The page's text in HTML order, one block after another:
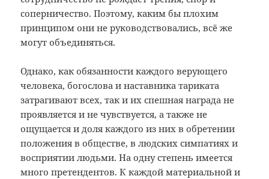
соперничество. Поэтому, каким бы плохим
принципом они не руководствовались, всё же
могут объединяться.
Однако, как обязанности каждого верующего
человека, богослова и наставника тариката
затрагивают всех, так и их спешная награда не
проявляется и не чувствуется, а также не
ощущается и доля каждого из них в обретении
положения в обществе, в людских симпатиях и
восприятии людьми. На одну степень имеется
много претендентов. К каждой материальной и